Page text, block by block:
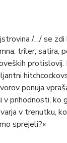
/…/ se
triler, satira,
ponuja
v prihodnosti,
v trenutku,
sprejeli?«